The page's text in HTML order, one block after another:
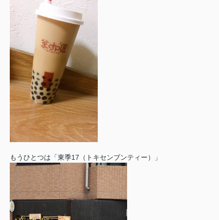
もうひとつは「東季17（トキセンブンティー）」